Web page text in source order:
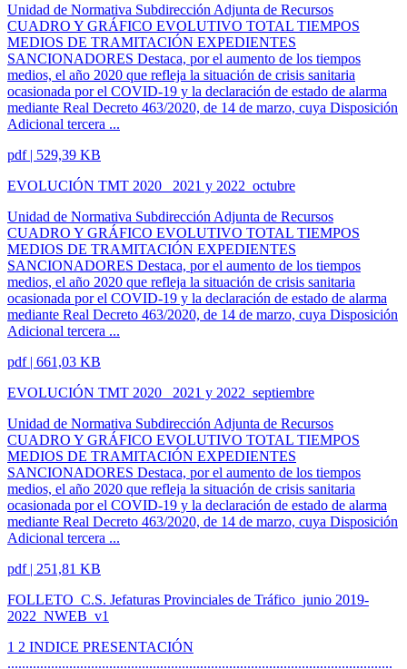
Unidad de Normativa Subdirección Adjunta de Recursos
CUADRO Y GRÁFICO EVOLUTIVO TOTAL TIEMPOS
MEDIOS DE TRAMITACIÓN EXPEDIENTES
SANCIONADORES Destaca, por el aumento de los tiempos
medios, el año 2020 que refleja la situación de crisis sanitaria
ocasionada por el COVID-19 y la declaración de estado de alarma
mediante Real Decreto 463/2020, de 14 de marzo, cuya Disposición
Adicional tercera ...
pdf | 529,39 KB
EVOLUCIÓN TMT 2020_ 2021 y 2022_octubre
Unidad de Normativa Subdirección Adjunta de Recursos
CUADRO Y GRÁFICO EVOLUTIVO TOTAL TIEMPOS
MEDIOS DE TRAMITACIÓN EXPEDIENTES
SANCIONADORES Destaca, por el aumento de los tiempos
medios, el año 2020 que refleja la situación de crisis sanitaria
ocasionada por el COVID-19 y la declaración de estado de alarma
mediante Real Decreto 463/2020, de 14 de marzo, cuya Disposición
Adicional tercera ...
pdf | 661,03 KB
EVOLUCIÓN TMT 2020_ 2021 y 2022_septiembre
Unidad de Normativa Subdirección Adjunta de Recursos
CUADRO Y GRÁFICO EVOLUTIVO TOTAL TIEMPOS
MEDIOS DE TRAMITACIÓN EXPEDIENTES
SANCIONADORES Destaca, por el aumento de los tiempos
medios, el año 2020 que refleja la situación de crisis sanitaria
ocasionada por el COVID-19 y la declaración de estado de alarma
mediante Real Decreto 463/2020, de 14 de marzo, cuya Disposición
Adicional tercera ...
pdf | 251,81 KB
FOLLETO_C.S. Jefaturas Provinciales de Tráfico_junio 2019-
2022_NWEB_v1
1 2 INDICE PRESENTACIÓN
..........................................................................................................